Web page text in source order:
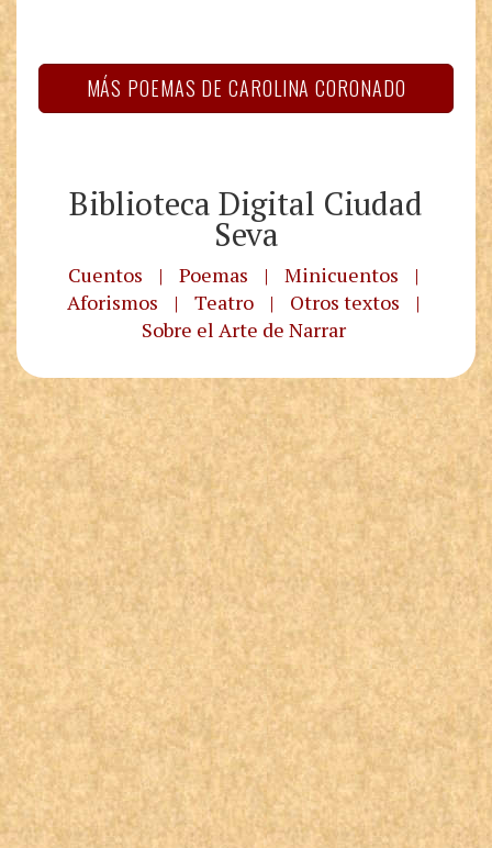
MÁS POEMAS DE CAROLINA CORONADO
Biblioteca Digital Ciudad
Seva
Cuentos | Poemas | Minicuentos
|
Aforismos
| Teatro | Otros textos
|
Sobre el Arte de Narrar